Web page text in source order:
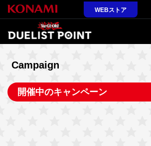
WEBストア
Campaign
開催中のキャンペーン